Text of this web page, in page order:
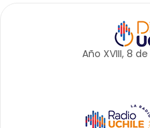
Año XVIII, 8 de